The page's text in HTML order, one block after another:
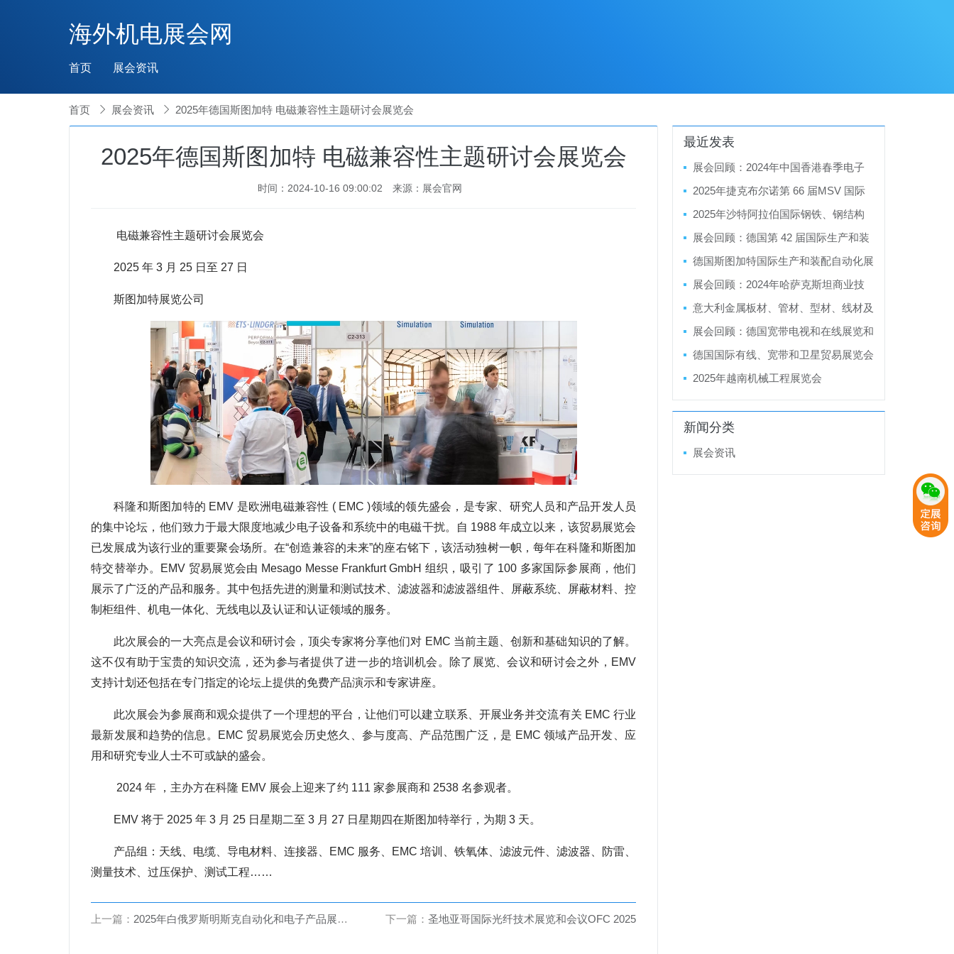
海外机电展会网
首页 展会资讯
首页  展会资讯  2025年德国斯图加特 电磁兼容性主题研讨会展览会
2025年德国斯图加特 电磁兼容性主题研讨会展览会
时间：2024-10-16 09:00:02 来源：展会官网
电磁兼容性主题研讨会展览会
2025 年 3 月 25 日至 27 日
斯图加特展览公司
科隆和斯图加特的 EMV 是欧洲电磁兼容性 ( EMC )领域的领先盛会，是专家、研究人员和产品开发人员
的集中论坛，他们致力于最大限度地减少电子设备和系统中的电磁干扰。自 1988 年成立以来，该贸易展览会
已发展成为该行业的重要聚会场所。在“创造兼容的未来”的座右铭下，该活动独树一帜，每年在科隆和斯图加
特交替举办。EMV 贸易展览会由 Mesago Messe Frankfurt GmbH 组织，吸引了 100 多家国际参展商，他们
展示了广泛的产品和服务。其中包括先进的测量和测试技术、滤波器和滤波器组件、屏蔽系统、屏蔽材料、控
制柜组件、机电一体化、无线电以及认证和认证领域的服务。
此次展会的一大亮点是会议和研讨会，顶尖专家将分享他们对 EMC 当前主题、创新和基础知识的了解。
这不仅有助于宝贵的知识交流，还为参与者提供了进一步的培训机会。除了展览、会议和研讨会之外，EMV
支持计划还包括在专门指定的论坛上提供的免费产品演示和专家讲座。
此次展会为参展商和观众提供了一个理想的平台，让他们可以建立联系、开展业务并交流有关 EMC 行业
最新发展和趋势的信息。EMC 贸易展览会历史悠久、参与度高、产品范围广泛，是 EMC 领域产品开发、应
用和研究专业人士不可或缺的盛会。
2024 年 ，主办方在科隆 EMV 展会上迎来了约 111 家参展商和 2538 名参观者。
EMV 将于 2025 年 3 月 25 日星期二至 3 月 27 日星期四在斯图加特举行，为期 3 天。
产品组：天线、电缆、导电材料、连接器、EMC 服务、EMC 培训、铁氧体、滤波元件、滤波器、防雷、
测量技术、过压保护、测试工程……
上一篇： 2025年白俄罗斯明斯克自动化和电子产品展览会 下一篇： 圣地亚哥国际光纤技术展览和会议OFC 2025
最近发表
展会回顾：2024年中国香港春季电子
产品展暨香港春季电子产品展
2025年捷克布尔诺第 66 届MSV 国际
工业博览会
2025年沙特阿拉伯国际钢铁、钢结构
制造、金属成型及精加工展览会
展会回顾：德国第 42 届国际生产和装
配自动化展览会Motek/Bondexpo 2024
德国斯图加特国际生产和装配自动化展
览会 Motek/Bondexpo 2025
展会回顾：2024年哈萨克斯坦商业技
术博览会
意大利金属板材、管材、型材、线材及
金属结构加工机械及设备展览会LAMIER
展会回顾：德国宽带电视和在线展览和
会议 ANGA COM 2024
德国国际有线、宽带和卫星贸易展览会
ANGA COM 2025
2025年越南机械工程展览会
新闻分类
展会资讯